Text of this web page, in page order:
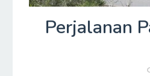
Perjalanan